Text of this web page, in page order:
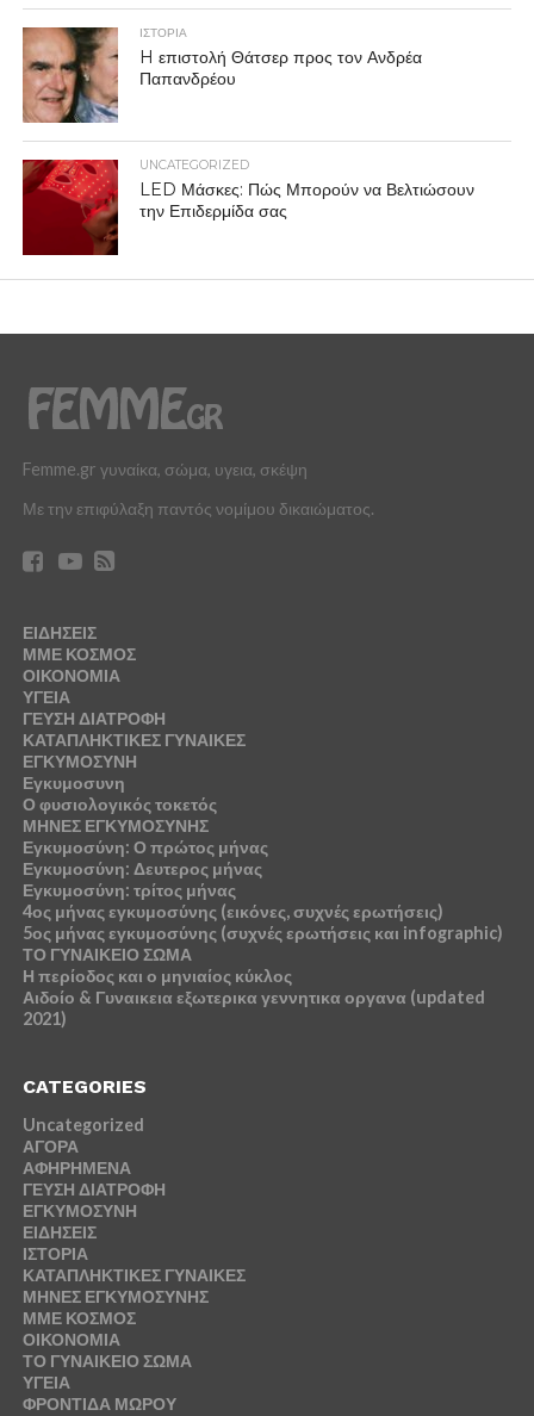
ΙΣΤΟΡΙΑ
H επιστολή Θάτσερ προς τον Ανδρέα
Παπανδρέου
UNCATEGORIZED
LED Μάσκες: Πώς Μπορούν να Βελτιώσουν
την Επιδερμίδα σας
Femme.gr γυναίκα, σώμα, υγεια, σκέψη
Με την επιφύλαξη παντός νομίμου δικαιώματος.
ΕΙΔΗΣΕΙΣ
ΜΜΕ ΚΟΣΜΟΣ
ΟΙΚΟΝΟΜΙΑ
ΥΓΕΙΑ
ΓΕΥΣΗ ΔΙΑΤΡΟΦΗ
ΚΑΤΑΠΛΗΚΤΙΚΕΣ ΓΥΝΑΙΚΕΣ
ΕΓΚΥΜΟΣΥΝΗ
Εγκυμοσυνη
Ο φυσιολογικός τοκετός
ΜΗΝΕΣ ΕΓΚΥΜΟΣΥΝΗΣ
Εγκυμοσύνη: Ο πρώτος μήνας
Εγκυμοσύνη: Δευτερος μήνας
Εγκυμοσύνη: τρίτος μήνας
4ος μήνας εγκυμοσύνης (εικόνες, συχνές ερωτήσεις)
5ος μήνας εγκυμοσύνης (συχνές ερωτήσεις και infographic)
ΤΟ ΓΥΝΑΙΚΕΙΟ ΣΩΜΑ
Η περίοδος και ο μηνιαίος κύκλος
Αιδοίο & Γυναικεια εξωτερικα γεννητικα οργανα (updated
2021)
CATEGORIES
Uncategorized
ΑΓΟΡΑ
ΑΦΗΡΗΜΕΝΑ
ΓΕΥΣΗ ΔΙΑΤΡΟΦΗ
ΕΓΚΥΜΟΣΥΝΗ
ΕΙΔΗΣΕΙΣ
ΙΣΤΟΡΙΑ
ΚΑΤΑΠΛΗΚΤΙΚΕΣ ΓΥΝΑΙΚΕΣ
ΜΗΝΕΣ ΕΓΚΥΜΟΣΥΝΗΣ
ΜΜΕ ΚΟΣΜΟΣ
ΟΙΚΟΝΟΜΙΑ
ΤΟ ΓΥΝΑΙΚΕΙΟ ΣΩΜΑ
ΥΓΕΙΑ
ΦΡΟΝΤΙΔΑ ΜΩΡΟΥ